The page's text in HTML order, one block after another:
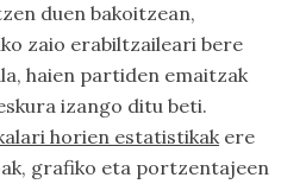
duen bakoitzean,
zaio erabiltzaileari bere
haien partiden emaitzak
izango ditu beti.
horien estatistikakere
grafiko eta portzentajeen